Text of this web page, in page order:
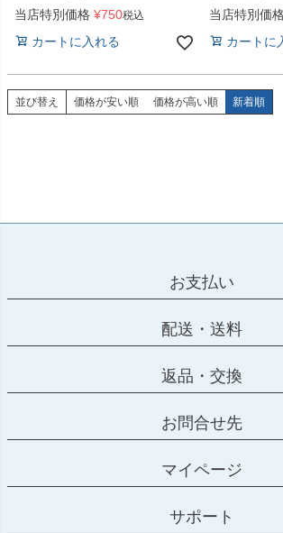
当店特別価格 ¥750税込
カートに入れる
当店特別価
カートに
並び替え 価格が安い順 価格が高い順 新着順
お支払い
配送・送料
返品・交換
お問合せ先
マイページ
サポート